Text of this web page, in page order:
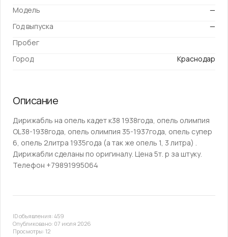
Модель
—
Год выпуска
—
Пробег
Город
Краснодар
Описание
Дирижабль на опель кадет к38 1938года, опель олимпия
ОL38-1938года, опель олимпия 35-1937года, опель супер
6, опель 2литра 1935года (а так же опель 1, 3 литра) .
Дирижабли сделаны по оригиналу. Цена 5т. р за штуку.
Телефон +79891995064
ID объявления: 459
Опубликовано: 07 июля 2026
Просмотры: 12